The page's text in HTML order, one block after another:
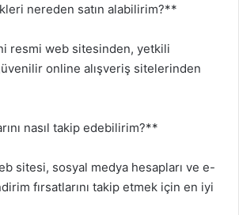
nereden satın alabilirim?**
resmi web sitesinden, yetkili
online alışveriş sitelerinden
nasıl takip edebilirim?**
sitesi, sosyal medya hesapları ve e-
fırsatlarını takip etmek için en iyi